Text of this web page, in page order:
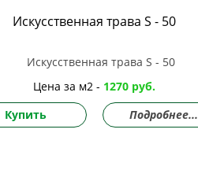
Искусственная трава S - 50
Цена за м2 - 1270 руб.
Купить
Подробнее...